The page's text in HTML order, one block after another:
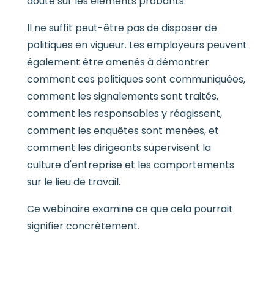
Il ne suffit peut-être pas de disposer de
politiques en vigueur. Les employeurs peuvent
également être amenés à démontrer
comment ces politiques sont communiquées,
comment les signalements sont traités,
comment les responsables y réagissent,
comment les enquêtes sont menées, et
comment les dirigeants supervisent la
culture d'entreprise et les comportements
sur le lieu de travail.
Ce webinaire examine ce que cela pourrait
signifier concrètement.